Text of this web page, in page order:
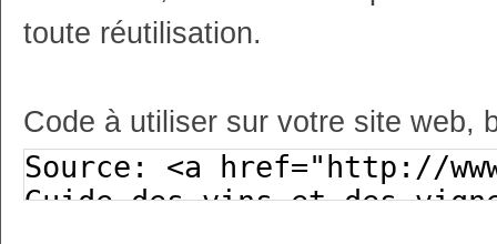
toute réutilisation.
Code à utiliser sur votre site web,